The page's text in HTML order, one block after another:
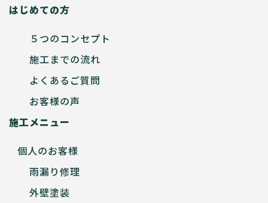
はじめての方
５つのコンセプト
施工までの流れ
よくあるご質問
お客様の声
施工メニュー
個人のお客様
雨漏り修理
外壁塗装